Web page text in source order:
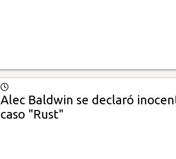
Alec Baldwin se declaró
caso "Rust"